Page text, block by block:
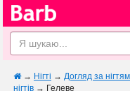
→ Нігті → Догляд за
нігтів → Гелеве